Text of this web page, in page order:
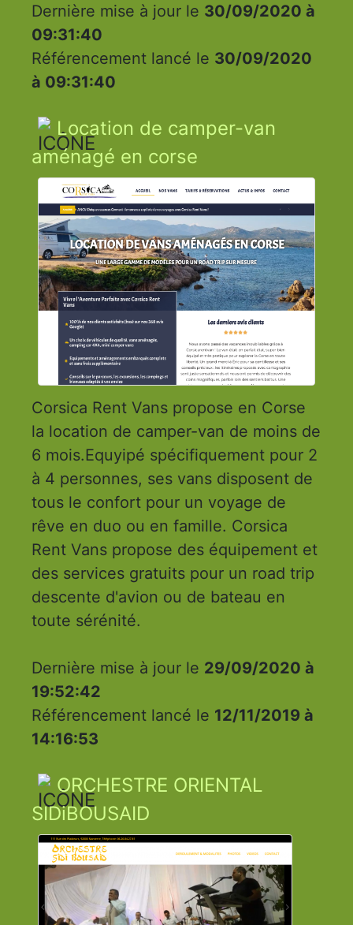
Dernière mise à jour le 30/09/2020 à
09:31:40
Référencement lancé le 30/09/2020
à 09:31:40
Location de camper-van
aménagé en corse
Corsica Rent Vans propose en Corse
la location de camper-van de moins de
6 mois.Equyipé spécifiquement pour 2
à 4 personnes, ses vans disposent de
tous le confort pour un voyage de
rêve en duo ou en famille. Corsica
Rent Vans propose des équipement et
des services gratuits pour un road trip
descente d'avion ou de bateau en
toute sérénité.
Dernière mise à jour le 29/09/2020 à
19:52:42
Référencement lancé le 12/11/2019 à
14:16:53
ORCHESTRE ORIENTAL
SIDiBOUSAID